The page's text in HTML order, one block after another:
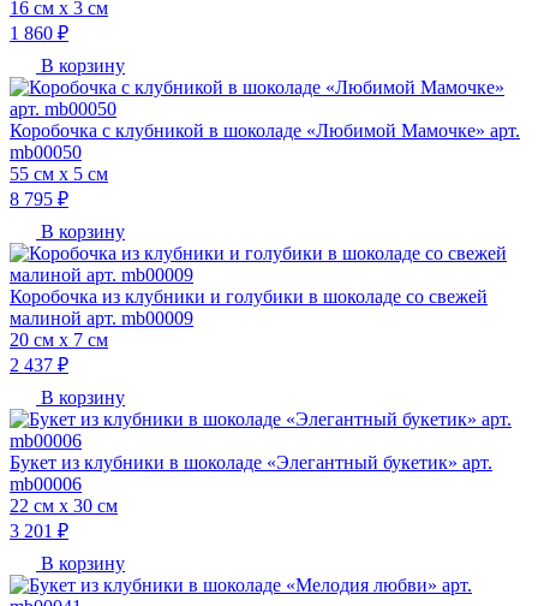
16 см х 3 см
1 860 ₽
В корзину
Коробочка с клубникой в шоколаде «Любимой Мамочке» арт.
mb00050
55 см х 5 см
8 795 ₽
В корзину
Коробочка из клубники и голубики в шоколаде со свежей
малиной арт. mb00009
20 см х 7 см
2 437 ₽
В корзину
Букет из клубники в шоколаде «Элегантный букетик» арт.
mb00006
22 см х 30 см
3 201 ₽
В корзину